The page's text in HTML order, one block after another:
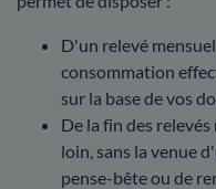
D'un relevé
consommation
sur la base de vos
De la fin des
loin, sans la venue
pense-bête ou de